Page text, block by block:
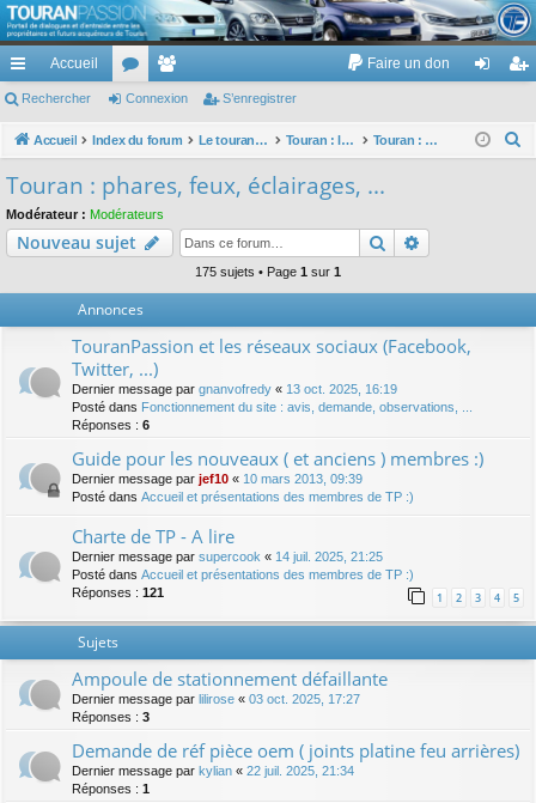
TouranPassion
Le forum des propriétaires ou futurs acquéreurs du Volkswagen Touran
cc
ès
pi
de
Accueil
or
u
e
m
Faire un don
ne nr
Rechercher Connexion S’enregistrer
Accueil Index du forum Le touran dans ses versions I (V1 V2 V3) et II ... Touran : les équipements électriques et électroniques Touran : phares, feux, éclairages, ...
c
Touran : phares, feux, éclairages, ...
Modérateur : Modérateurs
Nouveau sujet Rechercher
175 sujets • Page 1 sur 1
Annonces
TouranPassion et les réseaux sociaux (Facebook,
Twitter, ...)
Dernier message par gnanvofredy « 13 oct. 2025, 16:19
Posté dans Fonctionnement du site : avis, demande, observations, ...
Réponses : 6
Guide pour les nouveaux ( et anciens ) membres :)
Dernier message par jef10 « 10 mars 2013, 09:39
Posté dans Accueil et présentations des membres de TP :)
Charte de TP - A lire
Dernier message par supercook « 14 juil. 2025, 21:25
Posté dans Accueil et présentations des membres de TP :)
Réponses : 121 1 2 3 4 5
Sujets
Ampoule de stationnement défaillante
Dernier message par lilirose « 03 oct. 2025, 17:27
Réponses : 3
Demande de réf pièce oem ( joints platine feu arrières)
Dernier message par kylian « 22 juil. 2025, 21:34
Réponses : 1